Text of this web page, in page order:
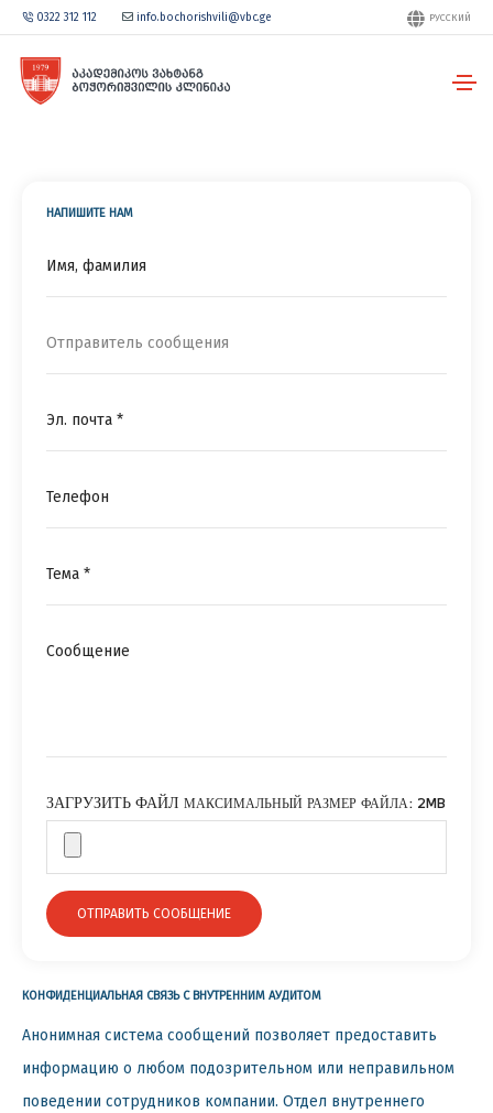
0322 312 112 info.bochorishvili@vbc.ge РУССКИЙ
НАПИШИТЕ НАМ
ЗАГРУЗИТЬ ФАЙЛ МАКСИМАЛЬНЫЙ РАЗМЕР ФАЙЛА: 2MB
ОТПРАВИТЬ СООБЩЕНИЕ
КОНФИДЕНЦИАЛЬНАЯ СВЯЗЬ С ВНУТРЕННИМ АУДИТОМ
Анонимная система сообщений позволяет предоставить
информацию о любом подозрительном или неправильном
поведении сотрудников компании. Отдел внутреннего